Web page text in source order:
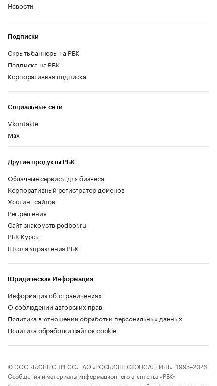
Новости
Социальные сети
Vkontakte
Max
Другие продукты РБК
Облачные сервисы для бизнеса
Корпоративный регистратор доменов
Хостинг сайтов
Рег.решения
Сайт знакомств podbor.ru
РБК Курсы
Школа управления РБК
Подписки
Скрыть баннеры на РБК
Подписка на РБК
Корпоративная подписка
Юридическая Информация
Информация об ограничениях
О соблюдении авторских прав
Политика в отношении обработки персональных данных
Политика обработки файлов cookie
© ООО «БИЗНЕСПРЕСС», АО «РОСБИЗНЕСКОНСАЛТИНГ», 1995–2026.
Сообщения и материалы информационного агентства «РБК»